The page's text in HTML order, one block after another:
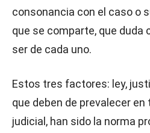
consonancia con el caso o
que se comparte, que duda
ser de cada uno.
Estos tres factores: ley,
que deben de prevalecer
judicial, han sido la norma